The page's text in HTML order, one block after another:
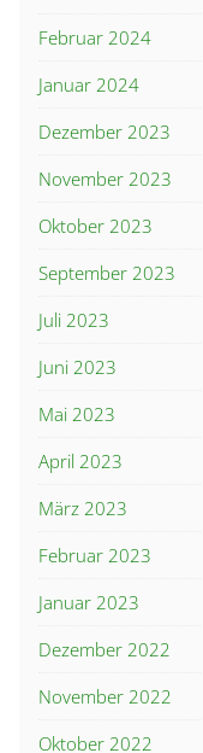
Februar 2024
Januar 2024
Dezember 2023
November 2023
Oktober 2023
September 2023
Juli 2023
Juni 2023
Mai 2023
April 2023
März 2023
Februar 2023
Januar 2023
Dezember 2022
November 2022
Oktober 2022